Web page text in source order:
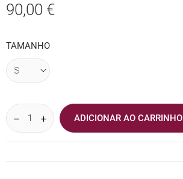
90,00 €
TAMANHO
ADICIONAR AO CARRINHO